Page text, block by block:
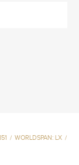
/ WORLDSPAN: LX /